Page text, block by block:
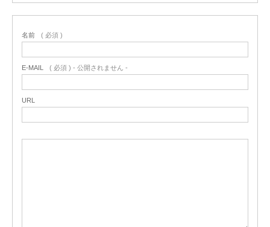
名前 ( 必須 )
E-MAIL ( 必須 ) - 公開されません -
URL